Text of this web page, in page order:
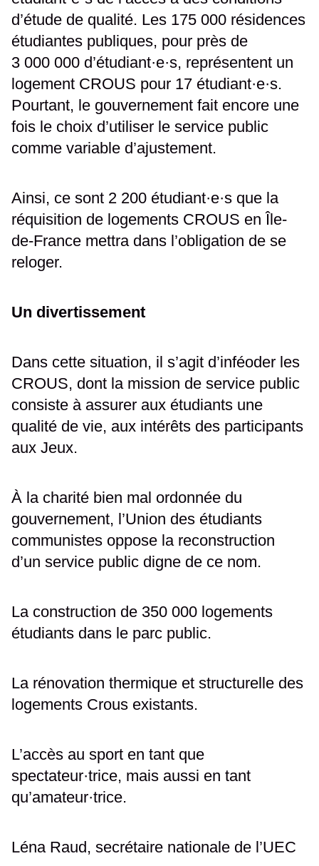
d’étude de qualité. Les 175 000 résidences
étudiantes publiques, pour près de
3 000 000 d’étudiant·e·s, représentent un
logement CROUS pour 17 étudiant·e·s.
Pourtant, le gouvernement fait encore une
fois le choix d’utiliser le service public
comme variable d’ajustement.
Ainsi, ce sont 2 200 étudiant·e·s que la
réquisition de logements CROUS en Île-
de-France mettra dans l’obligation de se
reloger.
Un divertissement
Dans cette situation, il s’agit d’inféoder les
CROUS, dont la mission de service public
consiste à assurer aux étudiants une
qualité de vie, aux intérêts des participants
aux Jeux.
À la charité bien mal ordonnée du
gouvernement, l’Union des étudiants
communistes oppose la reconstruction
d’un service public digne de ce nom.
La construction de 350 000 logements
étudiants dans le parc public.
La rénovation thermique et structurelle des
logements Crous existants.
L’accès au sport en tant que
spectateur·trice, mais aussi en tant
qu’amateur·trice.
Léna Raud, secrétaire nationale de l’UEC